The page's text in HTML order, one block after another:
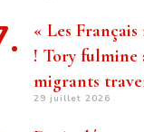
« Les
! Tory fulmine
migrants
29 juillet 2026